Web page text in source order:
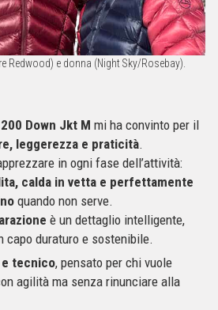
Redwood) e donna (Night Sky/Rosebay).
Down Jkt M mi ha convinto per il
leggerezza e praticità.
in ogni fase dell’attività:
calda in vetta e perfettamente
quando non serve.
è un dettaglio intelligente,
capo duraturo e sostenibile.
tecnico, pensato per chi vuole
agilità ma senza rinunciare alla